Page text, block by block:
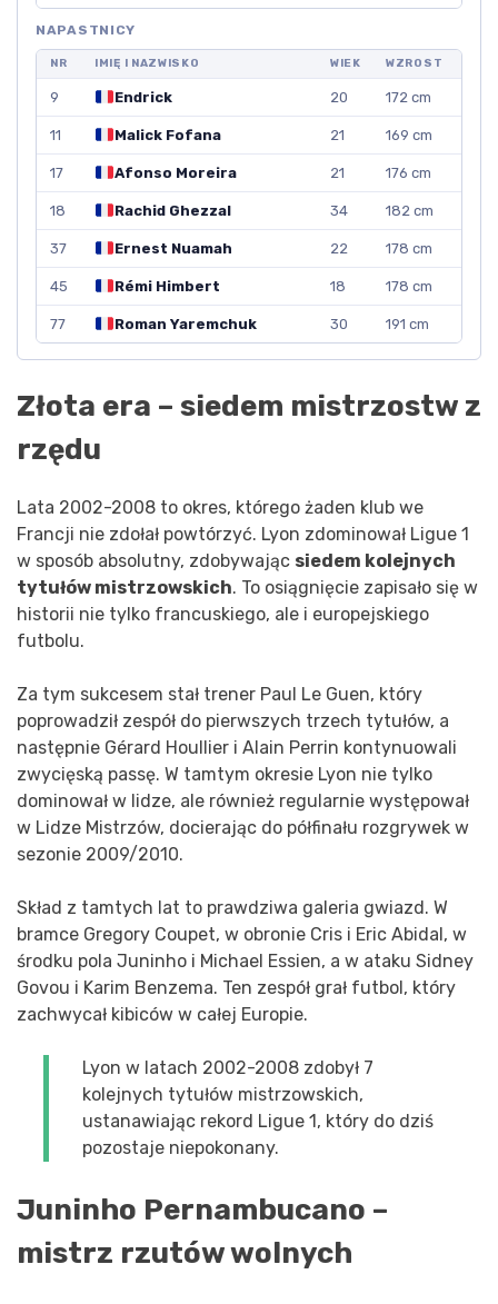
NAPASTNICY
NR IMIĘ I NAZWISKO WIEK WZROST
9 Endrick 20 172 cm
11 Malick Fofana 21 169 cm
17 Afonso Moreira 21 176 cm
18 Rachid Ghezzal 34 182 cm
37 Ernest Nuamah 22 178 cm
45 Rémi Himbert 18 178 cm
77 Roman Yaremchuk 30 191 cm
Złota era – siedem mistrzostw z
rzędu
Lata 2002-2008 to okres, którego żaden klub we
Francji nie zdołał powtórzyć. Lyon zdominował Ligue 1
w sposób absolutny, zdobywając siedem kolejnych
tytułów mistrzowskich. To osiągnięcie zapisało się w
historii nie tylko francuskiego, ale i europejskiego
futbolu.
Za tym sukcesem stał trener Paul Le Guen, który
poprowadził zespół do pierwszych trzech tytułów, a
następnie Gérard Houllier i Alain Perrin kontynuowali
zwycięską passę. W tamtym okresie Lyon nie tylko
dominował w lidze, ale również regularnie występował
w Lidze Mistrzów, docierając do półfinału rozgrywek w
sezonie 2009/2010.
Skład z tamtych lat to prawdziwa galeria gwiazd. W
bramce Gregory Coupet, w obronie Cris i Eric Abidal, w
środku pola Juninho i Michael Essien, a w ataku Sidney
Govou i Karim Benzema. Ten zespół grał futbol, który
zachwycał kibiców w całej Europie.
Lyon w latach 2002-2008 zdobył 7
kolejnych tytułów mistrzowskich,
ustanawiając rekord Ligue 1, który do dziś
pozostaje niepokonany.
Juninho Pernambucano –
mistrz rzutów wolnych